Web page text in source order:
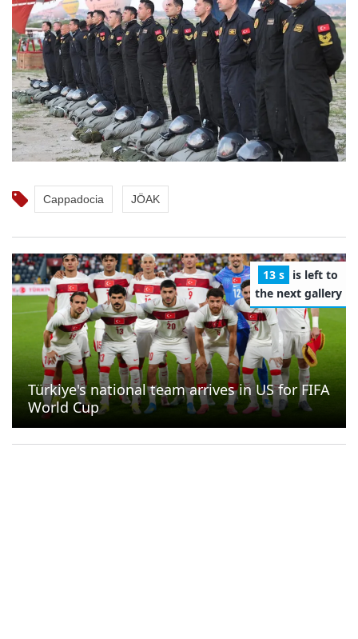
Cappadocia JÖAK
12 s is left to
the next gallery
Türkiye's national team arrives in US for FIFA
World Cup